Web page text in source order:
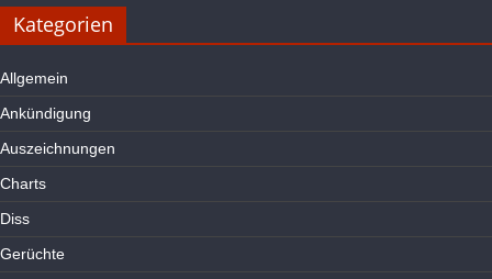
Kategorien
Allgemein
Ankündigung
Auszeichnungen
Charts
Diss
Gerüchte